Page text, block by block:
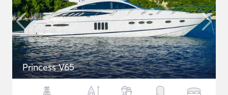
Princess V65